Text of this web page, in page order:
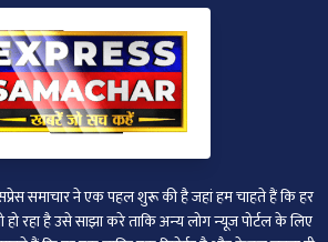
समाचार ने एक पहल शुरू की है जहां हम चाहते हैं कि हर
रहा है उसे साझा करे ताकि अन्‍य लोग न्‍यूज पोर्टल के लिए